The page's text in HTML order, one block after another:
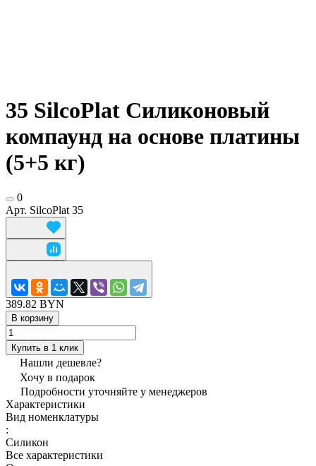
35 SilcoPlat Силиконовый
компаунд на основе платины
(5+5 кг)
0
Арт. SilcoPlat 35
389.82 BYN
В корзину
Купить в 1 клик
Нашли дешевле?
Хочу в подарок
Подробности уточняйте у менеджеров
Характеристики
Вид номенклатуры
:
Силикон
Все характеристики